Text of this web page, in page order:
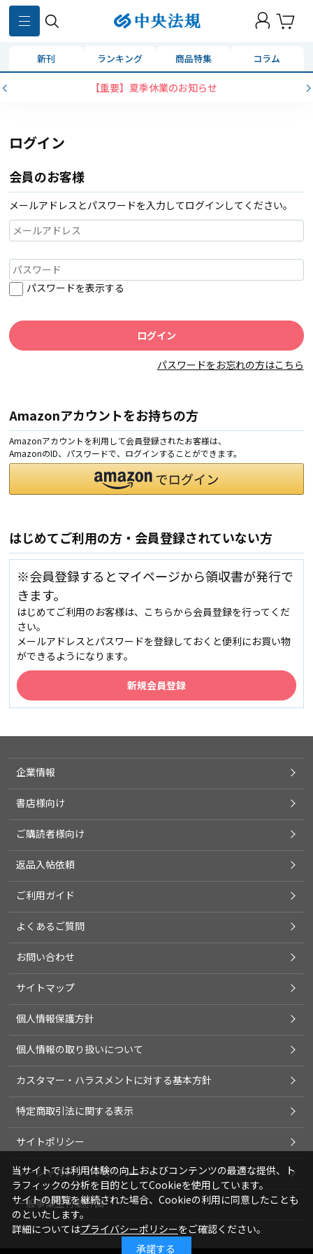
新刊 ランキング 商品特集 コラム
【重要】夏季休業のお知らせ
ログイン
会員のお客様
メールアドレスとパスワードを入力してログインしてください。
パスワードを表示する
パスワードをお忘れの方はこちら
Amazonアカウントをお持ちの方
Amazonアカウントを利用して会員登録されたお客様は、
AmazonのID、パスワードで、ログインすることができます。
はじめてご利用の方・会員登録されていない方
※会員登録するとマイページから領収書が発行で
きます。
はじめてご利用のお客様は、こちらから会員登録を行ってくだ
さい。
メールアドレスとパスワードを登録しておくと便利にお買い物
ができるようになります。
企業情報
書店様向け
ご購読者様向け
返品入帖依頼
ご利用ガイド
よくあるご質問
お問い合わせ
サイトマップ
個人情報保護方針
個人情報の取り扱いについて
カスタマー・ハラスメントに対する基本方針
特定商取引法に関する表示
サイトポリシー
ソーシャルメディアポリシー
一般事業主行動計画
当サイトでは利用体験の向上およびコンテンツの最適な提供、ト
ラフィックの分析を目的としてCookieを使用しています。
サイトの閲覧を継続された場合、Cookieの利用に同意したことも
のといたします。
詳細についてはプライバシーポリシーをご確認ください。
承諾する